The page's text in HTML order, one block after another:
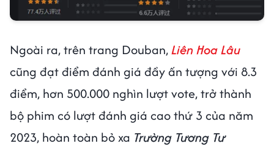
Ngoài ra, trên trang Douban,Liên Hoa Lâu
cũng đạt điểm đánh giá đầy ấn tượng với 8.3
điểm, hơn 500.000 nghìn lượt vote, trở thành
bộ phim có lượt đánh giá cao thứ 3 của năm
2023, hoàn toàn bỏ xa Trường Tương Tư